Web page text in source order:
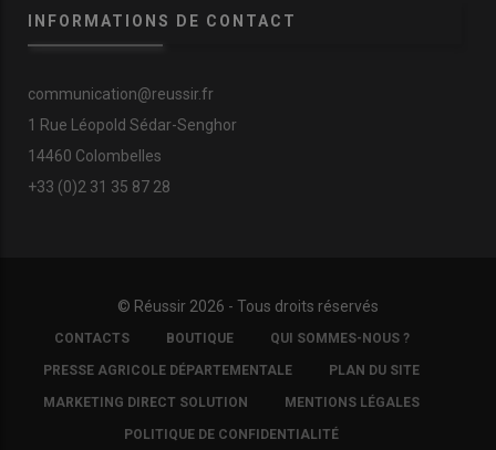
Les associés du Gaec du Mesnilge ont opté pour une
mètres de largeur de travail pour des raisons de gabarit routier.
INFORMATIONS DE CONTACT
communication@reussir.fr
1 Rue Léopold Sédar-Senghor
14460 Colombelles
+33 (0)2 31 35 87 28
© Réussir 2026 - Tous droits réservés
FOOTER
COPYRIGHT
CONTACTS BOUTIQUE QUI SOMMES-NOUS ?
PRESSE AGRICOLE DÉPARTEMENTALE PLAN DU SITE
MARKETING DIRECT SOLUTION MENTIONS LÉGALES
POLITIQUE DE CONFIDENTIALITÉ